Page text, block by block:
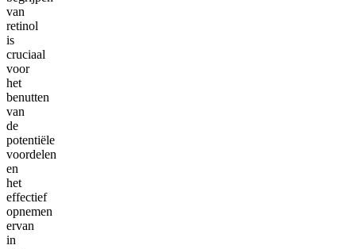
van
retinol
is
cruciaal
voor
het
benutten
van
de
potentiële
voordelen
en
het
effectief
opnemen
ervan
in